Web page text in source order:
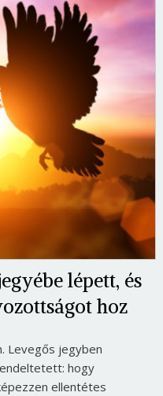
lépett, és
hoz
Levegős jegyben
hogy
ellentétes